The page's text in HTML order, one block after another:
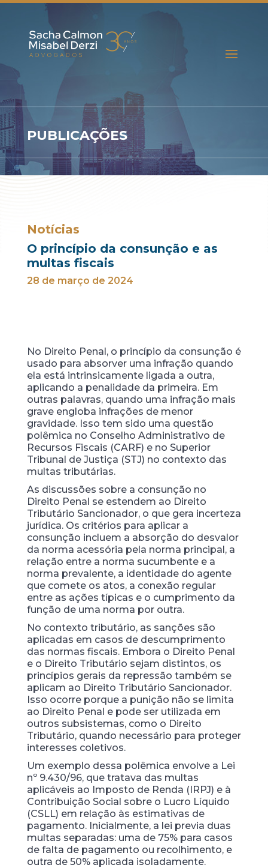
PUBLICAÇÕES
Notícias
O princípio da consunção e as
multas fiscais
28 de março de 2024
No Direito Penal, o princípio da consunção é
usado para absorver uma infração quando
ela está intrinsicamente ligada a outra,
aplicando a penalidade da primeira. Em
outras palavras, quando uma infração mais
grave engloba infrações de menor
gravidade. Isso tem sido uma questão
polêmica no Conselho Administrativo de
Recursos Fiscais (CARF) e no Superior
Tribunal de Justiça (STJ) no contexto das
multas tributárias.
As discussões sobre a consunção no
Direito Penal se estendem ao Direito
Tributário Sancionador, o que gera incerteza
jurídica. Os critérios para aplicar a
consunção incluem a absorção do desvalor
da norma acessória pela norma principal, a
relação entre a norma sucumbente e a
norma prevalente, a identidade do agente
que comete os atos, a conexão regular
entre as ações típicas e o cumprimento da
função de uma norma por outra.
No contexto tributário, as sanções são
aplicadas em casos de descumprimento
das normas fiscais. Embora o Direito Penal
e o Direito Tributário sejam distintos, os
princípios gerais da repressão também se
aplicam ao Direito Tributário Sancionador.
Isso ocorre porque a punição não se limita
ao Direito Penal e pode ser utilizada em
outros subsistemas, como o Direito
Tributário, quando necessário para proteger
interesses coletivos.
Um exemplo dessa polêmica envolve a Lei
nº 9.430/96, que tratava das multas
aplicáveis ao Imposto de Renda (IRPJ) e à
Contribuição Social sobre o Lucro Líquido
(CSLL) em relação às estimativas de
pagamento. Inicialmente, a lei previa duas
multas separadas: uma de 75% para casos
de falta de pagamento ou recolhimento, e
outra de 50% aplicada isoladamente.